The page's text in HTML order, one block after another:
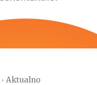
Aktualno